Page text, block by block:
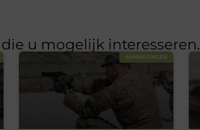
die u mogelijk interesseren.
AANBIEDINGEN